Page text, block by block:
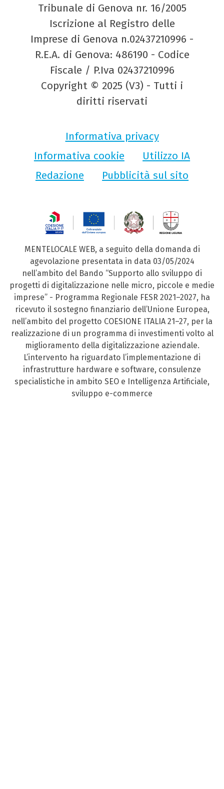
Tribunale di Genova nr. 16/2005
Iscrizione al Registro delle
Imprese di Genova n.02437210996 -
R.E.A. di Genova: 486190 - Codice
Fiscale / P.Iva 02437210996
Copyright © 2025 (V3) - Tutti i
diritti riservati
Informativa privacy
Informativa cookie
Utilizzo IA
Redazione
Pubblicità sul sito
MENTELOCALE WEB, a seguito della domanda di
agevolazione presentata in data 03/05/2024
nell’ambito del Bando “Supporto allo sviluppo di
progetti di digitalizzazione nelle micro, piccole e medie
imprese” - Programma Regionale FESR 2021–2027, ha
ricevuto il sostegno finanziario dell’Unione Europea,
nell’ambito del progetto COESIONE ITALIA 21–27, per la
realizzazione di un programma di investimenti volto al
miglioramento della digitalizzazione aziendale.
L’intervento ha riguardato l’implementazione di
infrastrutture hardware e software, consulenze
specialistiche in ambito SEO e Intelligenza Artificiale,
sviluppo e-commerce